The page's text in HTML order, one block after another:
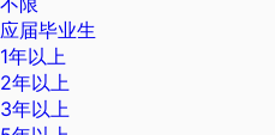
应届毕业生
1年以上
2年以上
3年以上